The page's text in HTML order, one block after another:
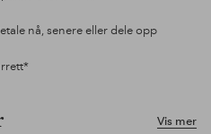
nå, senere eller dele opp
Vis mer